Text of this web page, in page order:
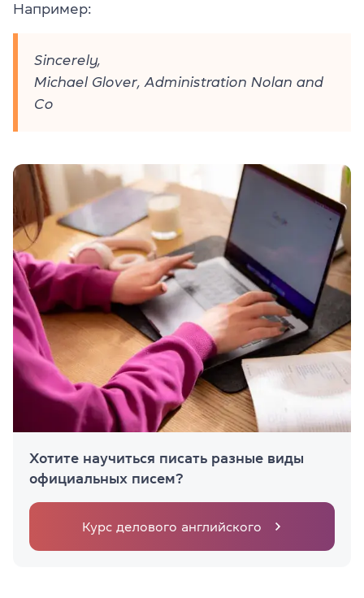
Например:
Sincerely,
Michael Glover, Administration Nolan and
Co
Хотите научиться писать разные виды
официальных писем?
Курс делового английского